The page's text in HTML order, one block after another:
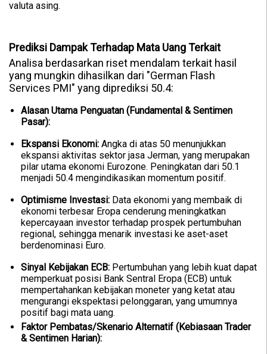
valuta asing.
Prediksi Dampak Terhadap Mata Uang Terkait
Analisa berdasarkan riset mendalam terkait hasil
yang mungkin dihasilkan dari "German Flash
Services PMI" yang diprediksi 50.4:
Alasan Utama Penguatan (Fundamental & Sentimen
Pasar):
Ekspansi Ekonomi: Angka di atas 50 menunjukkan
ekspansi aktivitas sektor jasa Jerman, yang merupakan
pilar utama ekonomi Eurozone. Peningkatan dari 50.1
menjadi 50.4 mengindikasikan momentum positif.
Optimisme Investasi: Data ekonomi yang membaik di
ekonomi terbesar Eropa cenderung meningkatkan
kepercayaan investor terhadap prospek pertumbuhan
regional, sehingga menarik investasi ke aset-aset
berdenominasi Euro.
Sinyal Kebijakan ECB: Pertumbuhan yang lebih kuat dapat
memperkuat posisi Bank Sentral Eropa (ECB) untuk
mempertahankan kebijakan moneter yang ketat atau
mengurangi ekspektasi pelonggaran, yang umumnya
positif bagi mata uang.
Faktor Pembatas/Skenario Alternatif (Kebiasaan Trader
& Sentimen Harian):